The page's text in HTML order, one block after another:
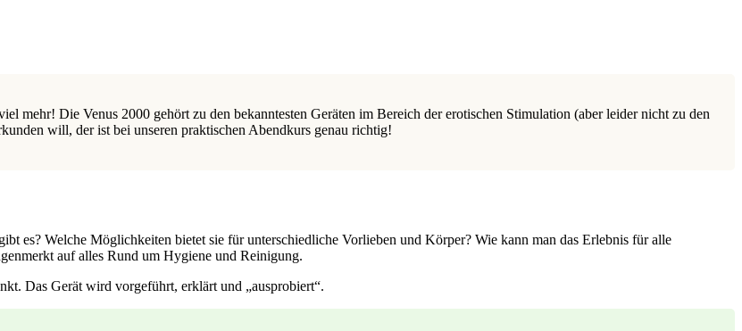
mehr! Die Venus 2000 gehört zu den bekanntesten Geräten im Bereich der erotischen Stimulation (aber leider nicht zu den
will, der ist bei unseren praktischen Abendkurs genau richtig!
es? Welche Möglichkeiten bietet sie für unterschiedliche Vorlieben und Körper? Wie kann man das Erlebnis für alle
auf alles Rund um Hygiene und Reinigung.
Das Gerät wird vorgeführt, erklärt und „ausprobiert“.